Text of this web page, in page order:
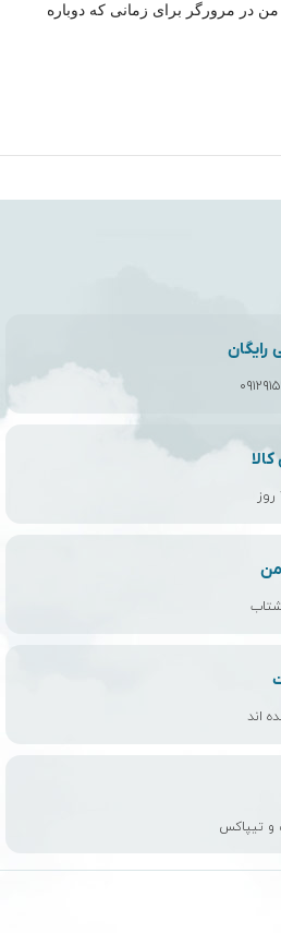
در مرورگر برای زمانی که دوباره
شتاب
اند
و تیپاکس